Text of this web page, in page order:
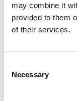
may combine it
provided to them
of their services.
Selection
Necessary
Džem višňa
GLOBUS